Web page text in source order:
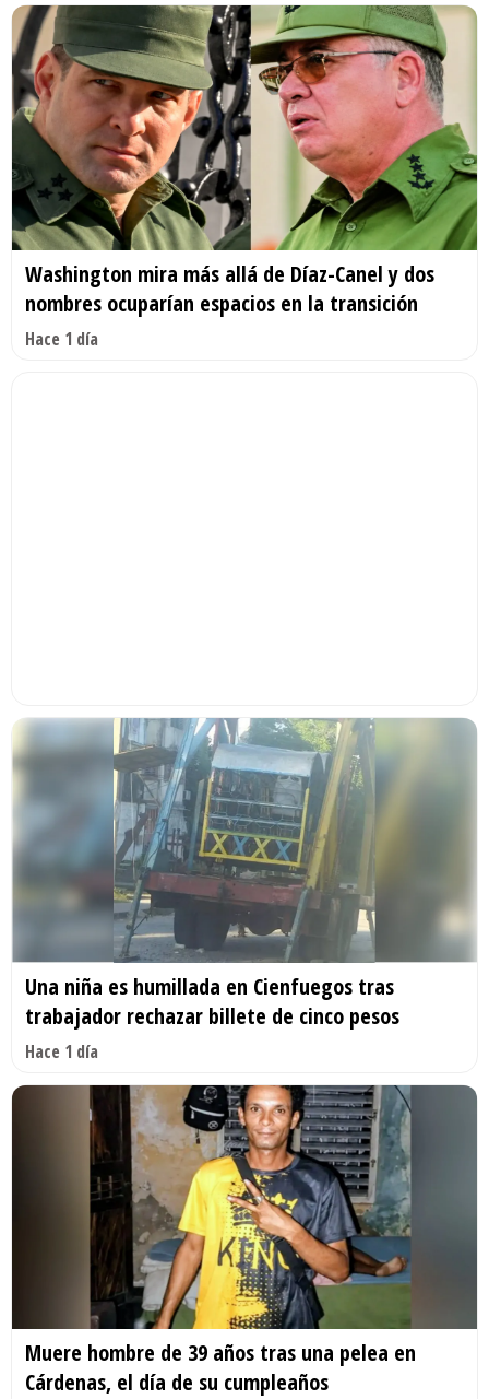
Washington mira más allá de Díaz-Canel y dos
nombres ocuparían espacios en la transición
Hace 1 día
Una niña es humillada en Cienfuegos tras
trabajador rechazar billete de cinco pesos
Hace 1 día
Muere hombre de 39 años tras una pelea en
Cárdenas, el día de su cumpleaños